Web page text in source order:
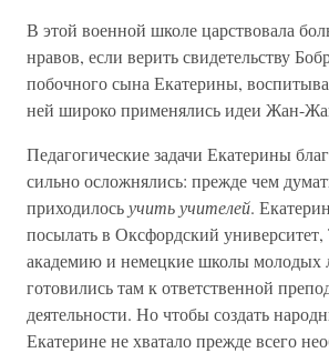
В этой военной школе царствовала
нравов, если верить свидетельству
побочного сына Екатерины,
ней широко применялись идеи Жан-
Педагогические задачи Екатерины
сильно осложнялись: прежде чем
приходилосьучить учителей.
посылать в Оксфордский
академию и немецкие школы молодых
готовились там к ответственной
деятельности. Но чтобы создать
Екатерине не хватало прежде всего